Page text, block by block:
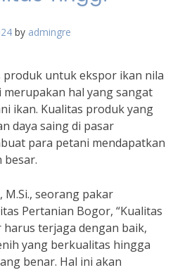
by admingre
untuk ekspor ikan nila
hal yang sangat
ikan. Kualitas produk yang
daya saing di pasar
para petani mendapatkan
besar.
seorang pakar
Pertanian Bogor, “Kualitas
terjaga dengan baik,
yang berkualitas hingga
benar. Hal ini akan